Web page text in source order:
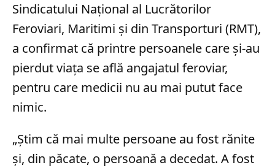
Sindicatului Național al Lucrătorilor
Feroviari, Maritimi și din Transporturi (RMT),
a confirmat că printre persoanele care și-au
pierdut viața se află angajatul feroviar,
pentru care medicii nu au mai putut face
nimic.
„Știm că mai multe persoane au fost rănite
și, din păcate, o persoană a decedat. A fost